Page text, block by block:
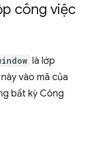
công việc
là lớp
vào mã của
bất kỳ Công